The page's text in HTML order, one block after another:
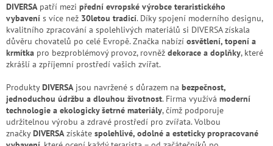
DIVERSA patří mezi přední evropské výrobce teraristického
vybavení s více než 30letou tradicí. Díky spojení moderního designu,
kvalitního zpracování a spolehlivých materiálů si DIVERSA získala
důvěru chovatelů po celé Evropě. Značka nabízí osvětlení, topení a
krmítka pro bezproblémový provoz, rovněž dekorace a doplňky, které
zkrášlí a zpříjemní prostředí vašich zvířat.
Produkty DIVERSA jsou navržené s důrazem na bezpečnost,
jednoduchou údržbu a dlouhou životnost. Firma využívá moderní
technologie a ekologicky šetrné materiály, čímž podporuje
udržitelnou výrobu a zdravé prostředí pro zvířata. Volbou
značky DIVERSA získáte spolehlivé, odolné a esteticky propracované